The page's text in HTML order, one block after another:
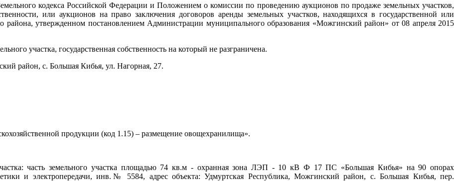
кодекса Российской Федерации и Положением о комиссии по проведению аукционов по продаже земельных участков,
или аукционов на право заключения договоров аренды земельных участков, находящихся в государственной или
района, утвержденном постановлением Администрации муниципального образования «Можгинский район» от 08 апреля 2015
участка, государственная собственность на который не разграничена.
район, с. Большая Кибья, ул. Нагорная, 27.
продукции (код 1.15) – размещение овощехранилища».
часть земельного участка площадью 74 кв.м - охранная зона ЛЭП - 10 кВ Ф 17 ПС «Большая Кибья» на 90 опорах
и электропередачи, инв.№ 5584, адрес объекта: Удмуртская Республика, Можгинский район, с. Большая Кибья, пер.